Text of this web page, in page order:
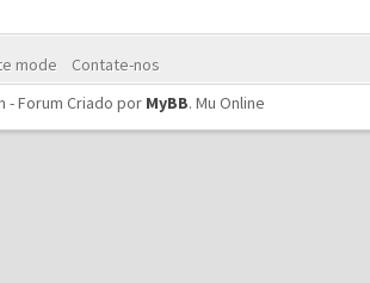
mode
Contate-nos
- Forum Criado por MyBB. Mu Online